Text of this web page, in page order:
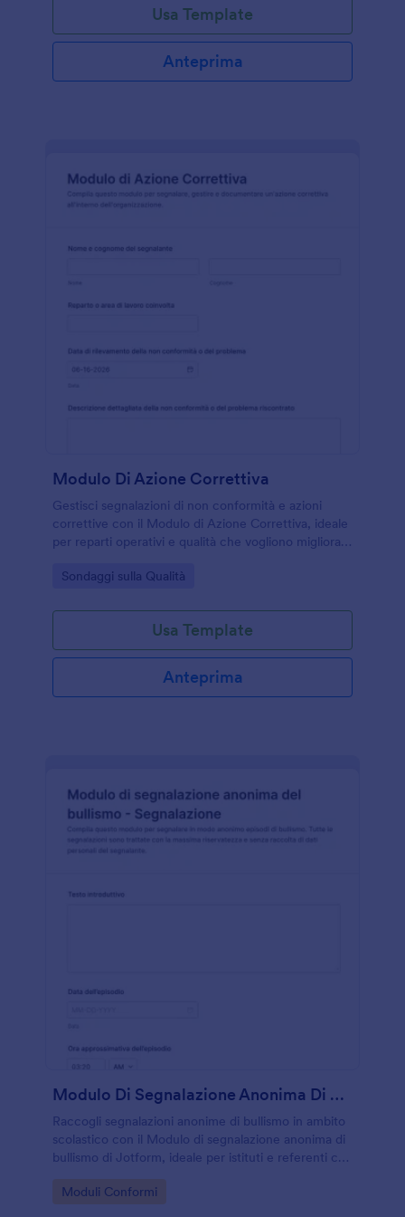
Usa Template
Anteprima
Modulo Di Azione Correttiva
Gestisci segnalazioni di non conformità e azioni
correttive con il Modulo di Azione Correttiva, ideale
per reparti operativi e qualità che vogliono migliorare
Go to Category:
Sondaggi sulla Qualità
Usa Template
Anteprima
Modulo Di Segnalazione Anonima Di Bullismo
Raccogli segnalazioni anonime di bullismo in ambito
scolastico con il Modulo di segnalazione anonima di
bullismo di Jotform, ideale per istituti e referenti che
risposte in modo ordinato.
Go to Category:
Moduli Conformi